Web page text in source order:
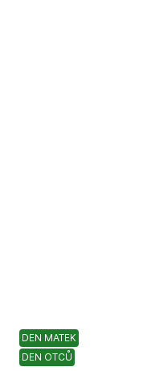
DEN MATEK
DEN OTCŮ